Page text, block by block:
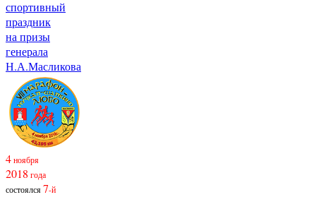
спортивный
праздник
на призы
генерала
Н.А.Масликова
4ноября
2018 года
состоялся7-й